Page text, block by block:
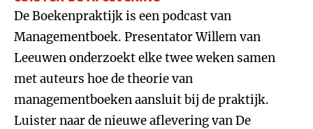
De Boekenpraktijk is een podcast van
Managementboek. Presentator Willem van
Leeuwen onderzoekt elke twee weken samen
met auteurs hoe de theorie van
managementboeken aansluit bij de praktijk.
Luister naar de nieuwe aflevering van De